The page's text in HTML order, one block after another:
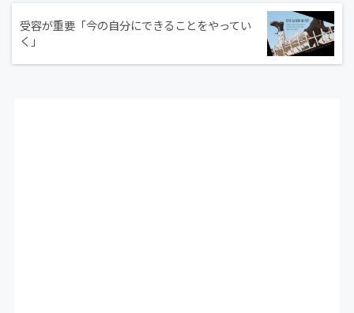
受容が重要「今の自分にできることをやってい
く」